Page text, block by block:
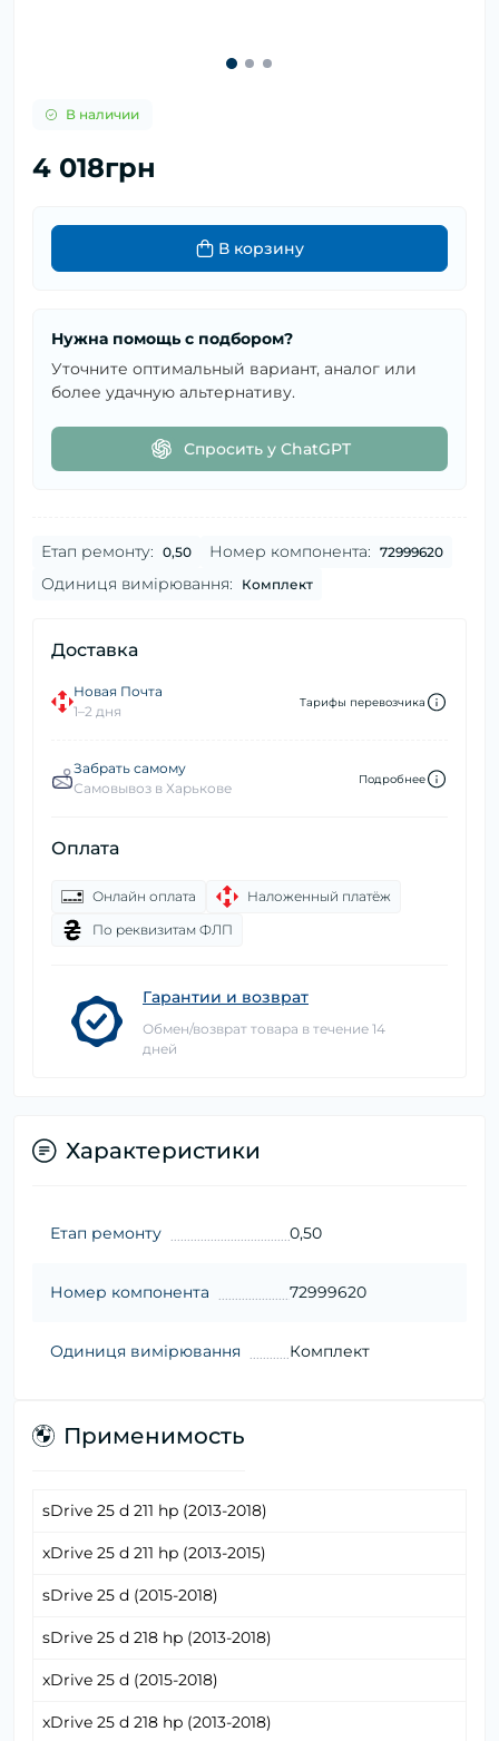
В наличии
4 018грн
В корзину
Нужна помощь с подбором?
Уточните оптимальный вариант, аналог или
более удачную альтернативу.
Спросить у ChatGPT
Етап ремонту: 0,50 Номер компонента: 72999620
Одиниця вимірювання: Комплект
Доставка
Новая Почта
1–2 дня
Тарифы перевозчика
Забрать самому
Самовывоз в Харькове
Подробнее
Оплата
Онлайн оплата
Наложенный платёж
По реквизитам ФЛП
Гарантии и возврат
Обмен/возврат товара в течение 14
дней
Характеристики
Етап ремонту 0,50
Номер компонента 72999620
Одиниця вимірювання Комплект
Применимость
sDrive 25 d 211 hp (2013-2018)
xDrive 25 d 211 hp (2013-2015)
sDrive 25 d (2015-2018)
sDrive 25 d 218 hp (2013-2018)
xDrive 25 d (2015-2018)
xDrive 25 d 218 hp (2013-2018)